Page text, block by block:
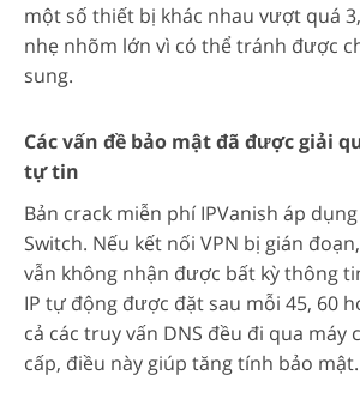
một số thiết bị khác nhau vượt quá
nhẹ nhõm lớn vì có thể tránh được
sung.
Các vấn đề bảo mật đã được giải
tự tin
Bản crack miễn phí IPVanish áp
Switch. Nếu kết nối VPN bị gián
vẫn không nhận được bất kỳ thông
IP tự động được đặt sau mỗi 45, 60
cả các truy vấn DNS đều đi qua máy
cấp, điều này giúp tăng tính bảo mật.